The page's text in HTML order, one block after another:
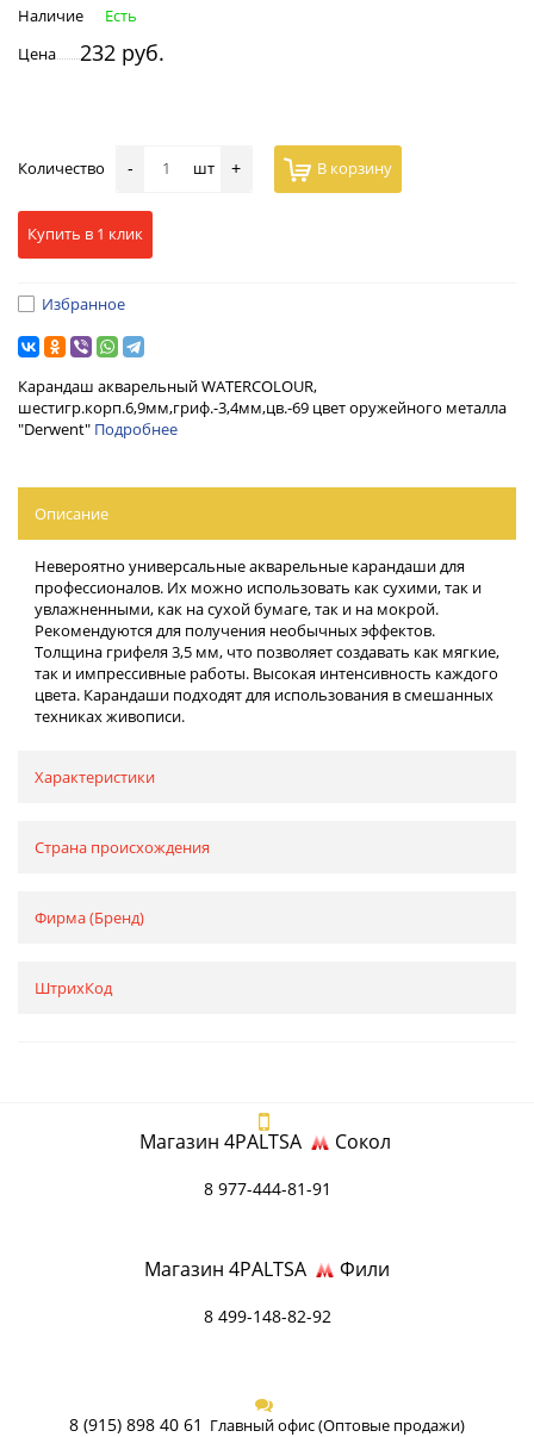
Наличие
Есть
Цена
232 руб.
Количество - шт + В корзину
Купить в 1 клик
Избранное
Карандаш акварельный WATERCOLOUR,
шестигр.корп.6,9мм,гриф.-3,4мм,цв.-69 цвет оружейного металла
"Derwent" Подробнее
Описание
Невероятно универсальные акварельные карандаши для
профессионалов. Их можно использовать как сухими, так и
увлажненными, как на сухой бумаге, так и на мокрой.
Рекомендуются для получения необычных эффектов.
Толщина грифеля 3,5 мм, что позволяет создавать как мягкие,
так и импрессивные работы. Высокая интенсивность каждого
цвета. Карандаши подходят для использования в смешанных
техниках живописи.
Характеристики
Страна происхождения
Фирма (Бренд)
ШтрихКод
Магазин 4PALTSA Сокол
8 977-444-81-91
Магазин 4PALTSA Фили
8 499-148-82-92
8 (915) 898 40 61 Главный офис (Оптовые продажи)